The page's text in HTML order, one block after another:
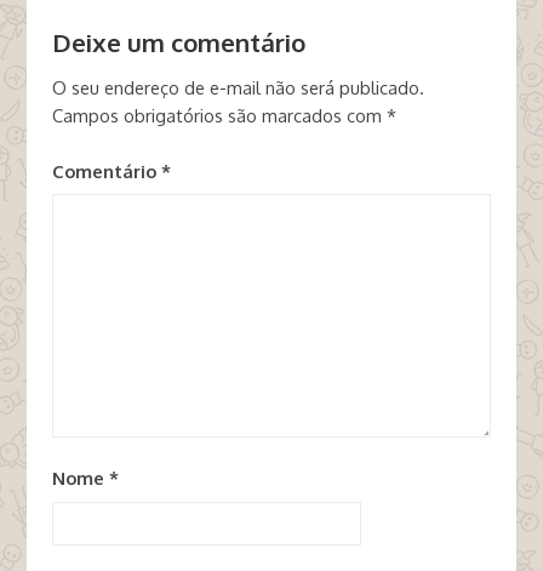
Deixe um comentário
O seu endereço de e-mail não será publicado.
Campos obrigatórios são marcados com *
Comentário *
Nome *